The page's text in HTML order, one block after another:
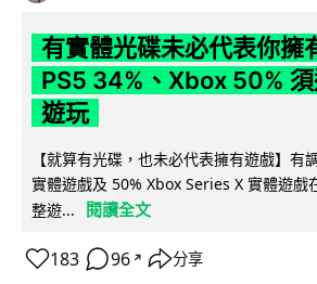
有實體光碟未必代表你擁
PS5 34%、Xbox 50%
遊玩
【就算有光碟，也未必代表擁有遊戲】有
實體遊戲及 50% Xbox Series X 實體遊戲
整遊...
閱讀全文
183 96 ↗ 分享